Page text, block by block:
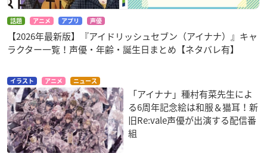
【メニュー注文特典】
コースター（全11種ランダム）
話題 アニメ アプリ 声優
【2026年最新版】『アイドリッシュセブン（アイナナ）』キャ
ラクター一覧！声優・年齢・誕生日まとめ【ネタバレ有】
イラスト アニメ ニュース
「アイナナ」種村有菜先生によ
る6周年記念絵は和服＆猫耳！新
旧Re:vale声優が出演する配信番
組